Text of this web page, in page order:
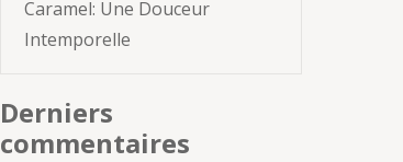
Caramel: Une Douceur
Intemporelle
Derniers
commentaires